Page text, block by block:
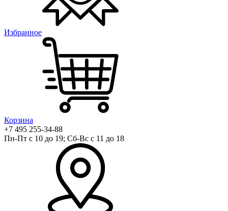
Избранное
Корзина
+7 495 255-34-88
Пн-Пт с 10 до 19; Сб-Вс с 11 до 18